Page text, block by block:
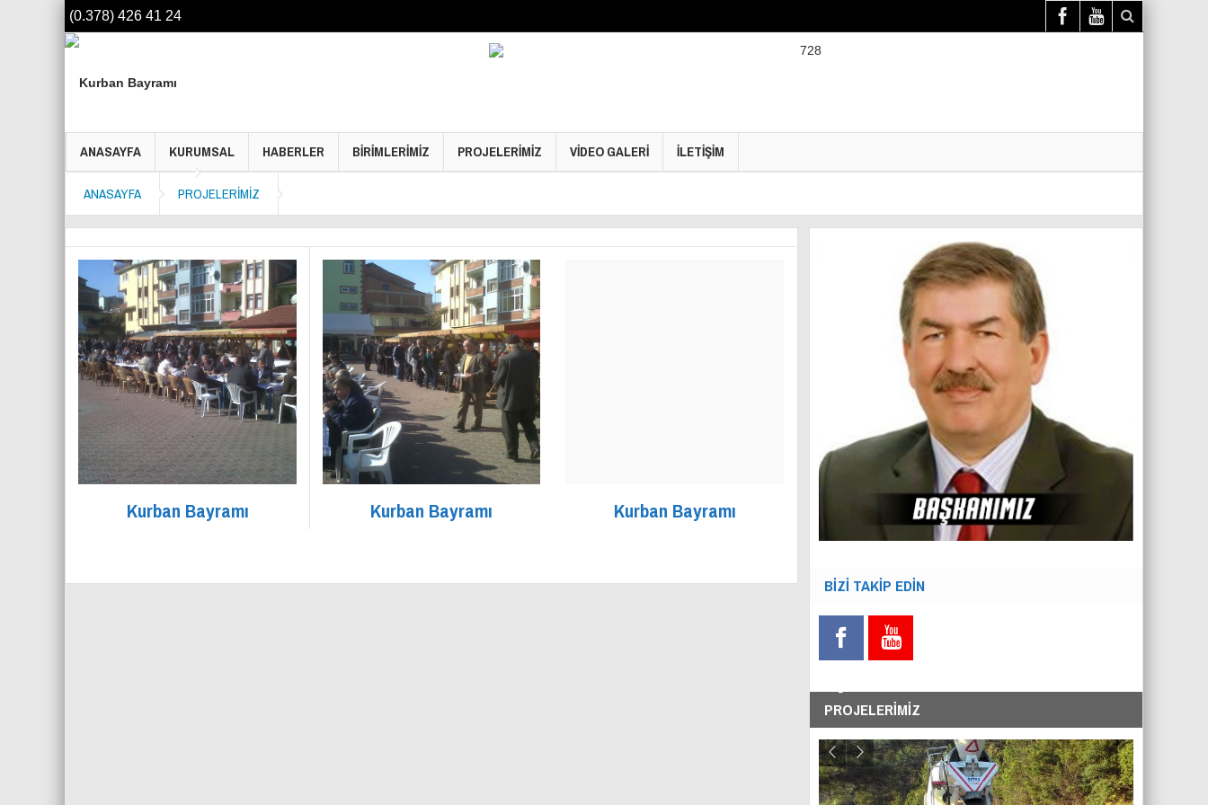
(0.378) 426 41 24
ANASAYFA KURUMSAL HABERLER BİRİMLERİMİZ PROJELERİMİZ VİDEO GALERİ İLETİŞİM
ANASAYFA PROJELERİMİZ
Kurban Bayramı Kurban Bayramı Kurban Bayramı
BİZİ TAKİP EDİN
PROJELERİMİZ